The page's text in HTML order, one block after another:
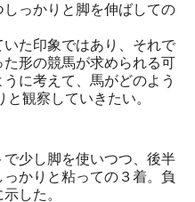
っかりと脚を伸ばしての
た印象ではあり、それで
形の競馬が求められる可
に考えて、馬がどのよう
観察していきたい。
少し脚を使いつつ、後半
かりと粘っての３着。負
した。